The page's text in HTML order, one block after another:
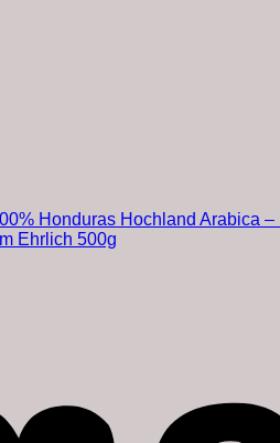
Honduras Hochland Arabica
Ehrlich 500g